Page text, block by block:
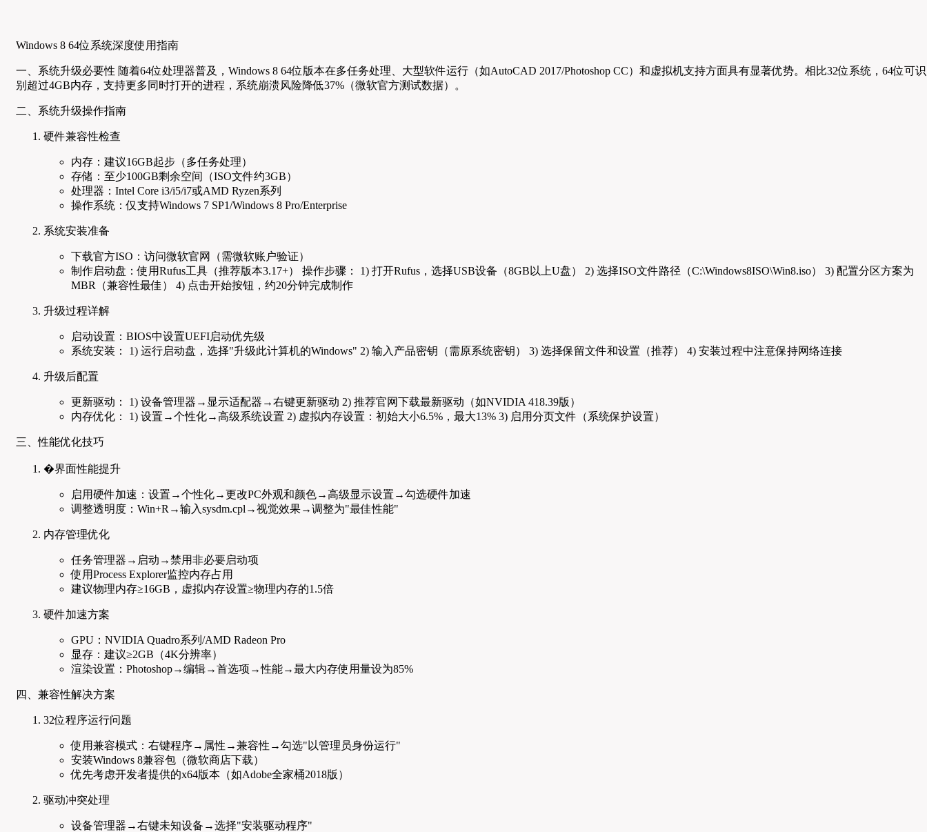
Windows 8 64位系统深度使用指南
一、系统升级必要性 随着64位处理器普及，Windows 8 64位版本在多任务处理、大型软件运行（如AutoCAD 2017/Photoshop CC）和虚拟机支持方面具有显著优势。相比32位系统，64位可识
别超过4GB内存，支持更多同时打开的进程，系统崩溃风险降低37%（微软官方测试数据）。
二、系统升级操作指南
硬件兼容性检查
内存：建议16GB起步（多任务处理）
存储：至少100GB剩余空间（ISO文件约3GB）
处理器：Intel Core i3/i5/i7或AMD Ryzen系列
操作系统：仅支持Windows 7 SP1/Windows 8 Pro/Enterprise
系统安装准备
下载官方ISO：访问微软官网（需微软账户验证）
制作启动盘：使用Rufus工具（推荐版本3.17+） 操作步骤： 1) 打开Rufus，选择USB设备（8GB以上U盘） 2) 选择ISO文件路径（C:\Windows8ISO\Win8.iso） 3) 配置分区方案为
MBR（兼容性最佳） 4) 点击开始按钮，约20分钟完成制作
升级过程详解
启动设置：BIOS中设置UEFI启动优先级
系统安装： 1) 运行启动盘，选择"升级此计算机的Windows" 2) 输入产品密钥（需原系统密钥） 3) 选择保留文件和设置（推荐） 4) 安装过程中注意保持网络连接
升级后配置
更新驱动： 1) 设备管理器→显示适配器→右键更新驱动 2) 推荐官网下载最新驱动（如NVIDIA 418.39版）
内存优化： 1) 设置→个性化→高级系统设置 2) 虚拟内存设置：初始大小6.5%，最大13% 3) 启用分页文件（系统保护设置）
三、性能优化技巧
�界面性能提升
启用硬件加速：设置→个性化→更改PC外观和颜色→高级显示设置→勾选硬件加速
调整透明度：Win+R→输入sysdm.cpl→视觉效果→调整为"最佳性能"
内存管理优化
任务管理器→启动→禁用非必要启动项
使用Process Explorer监控内存占用
建议物理内存≥16GB，虚拟内存设置≥物理内存的1.5倍
硬件加速方案
GPU：NVIDIA Quadro系列/AMD Radeon Pro
显存：建议≥2GB（4K分辨率）
渲染设置：Photoshop→编辑→首选项→性能→最大内存使用量设为85%
四、兼容性解决方案
32位程序运行问题
使用兼容模式：右键程序→属性→兼容性→勾选"以管理员身份运行"
安装Windows 8兼容包（微软商店下载）
优先考虑开发者提供的x64版本（如Adobe全家桶2018版）
驱动冲突处理
设备管理器→右键未知设备→选择"安装驱动程序"